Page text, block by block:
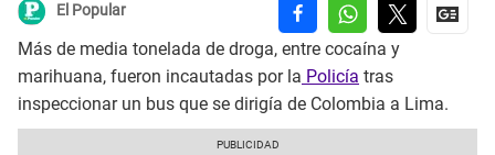
El Popular
Más de media tonelada de droga, entre cocaína y
marihuana, fueron incautadas por la Policía tras
inspeccionar un bus que se dirigía de Colombia a Lima.